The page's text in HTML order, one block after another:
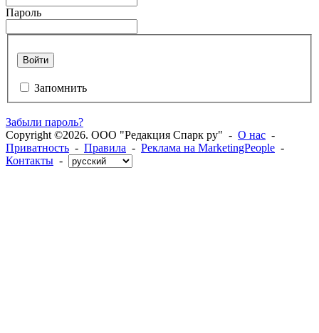
Пароль
Войти
Запомнить
Забыли пароль?
Copyright ©2026. ООО "Редакция Спарк ру" - О нас -
Приватность - Правила - Реклама на MarketingPeople -
Контакты -